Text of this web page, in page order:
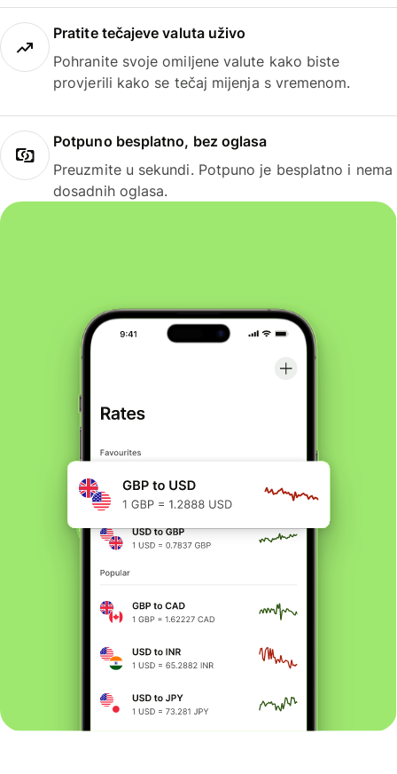
Pratite tečajeve valuta uživo
Pohranite svoje omiljene valute kako biste
provjerili kako se tečaj mijenja s vremenom.
Potpuno besplatno, bez oglasa
Preuzmite u sekundi. Potpuno je besplatno i nema
dosadnih oglasa.